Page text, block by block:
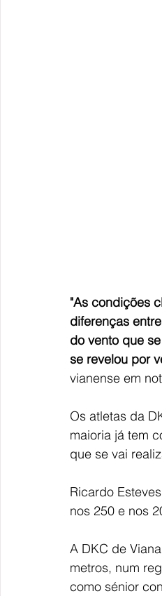
"As condições
diferenças
do vento que
se revelou por
vianense em
Os atletas da
maioria já tem
que se vai
Ricardo
nos 250 e nos
A DKC de
metros, num
como sénior